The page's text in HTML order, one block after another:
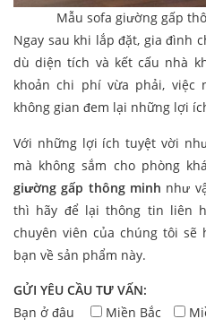
Mẫu sofa giường gấp
Ngay sau khi lắp đặt, gia đình
dù diện tích và kết cấu nhà
khoản chi phí vừa phải, việc
không gian đem lại những lợi
Với những lợi ích tuyệt vời
mà không sắm cho phòng
giường gấp thông minh như
thì hãy để lại thông tin liên
chuyên viên của chúng tôi
bạn về sản phẩm này.
GỬI YÊU CẦU TƯ VẤN:
Bạn ở đâu
Miền Bắc